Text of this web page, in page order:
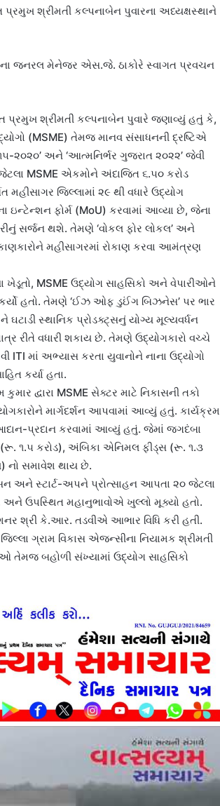
શ્રીમતી કલ્પનાબેન પુવારના અધ્યક્ષસ્થાને
જનરલ મેનેજર એસ.જે. ઠાકોરે સ્વાગત પ્રવચન
શ્રીમતી કલ્પનાબેન પુવારે જણાવ્યું હતું કે,
(MSME) તેમજ માનવ સંસાધનની દ્રષ્ટિએ
૨૦૨૦’ અને ‘આત્મનિર્ભર ગુજરાત ૨૦૨૨’ જેવી
MSME એકમોને અંદાજિત ૬.૫૦ કરોડ
જિલ્લામાં ૨૯ થી વધારે ઉદ્યોગ
ઇન્ટેન્શન ફોર્મ (MoU) કરવામાં આવ્યા છે, જેના
સર્જન થશે. તેમણે ‘વોકલ ફોર લોકલ’ અને
મહીસાગરમાં રોકાણ કરવા આમંત્રણ
ખેડૂતો, MSME ઉદ્યોગ સાહસિકો અને વેપારીઓને
હતો. તેમણે ‘ઈઝ ઓફ ડુઈંગ બિઝનેસ’ પર ભાર
ઘટાડી સ્થાનિક પ્રોડક્ટ્સનું યોગ્ય મૂલ્યવર્ધન
રીતે વધારી શકાય છે. તેમણે ઉદ્યોગકારો વચ્ચે
માં અભ્યાસ કરતા યુવાનોને નાના ઉદ્યોગો
કર્યા હતા.
દ્વારા MSME સેક્ટર માટે નિકાસની તકો
માર્ગદર્શન આપવામાં આવ્યું હતું. કાર્યક્રમ
પ્રદાન કરવામાં આવ્યું હતું. જેમાં જગદંબા
(રૂ. ૧.૫ કરોડ), અંબિકા એનિમલ ફીડ્સ (રૂ. ૧.૩
નો સમાવેશ થાય છે.
અને સ્ટાર્ટ-અપને પ્રોત્સાહન આપતા ૨૦ જેટલા
અને ઉપસ્થિત મહાનુભાવોએ ખુલ્લો મૂક્યો હતો.
શ્રી કે.આર. તડવીએ આભાર વિધિ કરી હતી.
ગ્રામ વિકાસ એજન્સીના નિયામક શ્રીમતી
તેમજ બહોળી સંખ્યામાં ઉદ્યોગ સાહસિકો